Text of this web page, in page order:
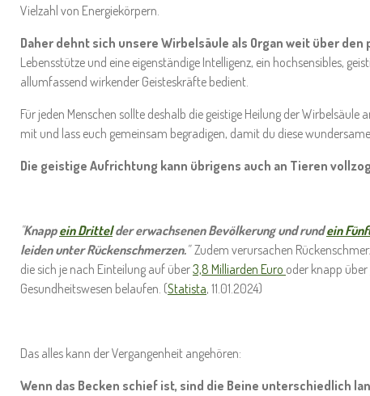
Vielzahl von Energiekörpern.
Daher dehnt sich unsere Wirbelsäule als Organ weit über
Lebensstütze und eine eigenständige Intelligenz, ein hochsensibles,
allumfassend wirkender Geisteskräfte bedient.
Für jeden Menschen sollte deshalb die geistige Heilung der Wirbelsäule
mit und lass euch gemeinsam begradigen, damit du diese
Die geistige Aufrichtung kann übrigens auch an Tieren
"Knappein Drittelder erwachsenen Bevölkerung und rundein
leiden unter Rückenschmerzen."Zudem verursachen
die sich je nach Einteilung auf über3,8 Milliarden Euro oder knapp über
Gesundheitswesen belaufen. (Statista, 11.01.2024)
Das alles kann der Vergangenheit angehören:
Wenn das Becken schief ist, sind die Beine unterschiedlich